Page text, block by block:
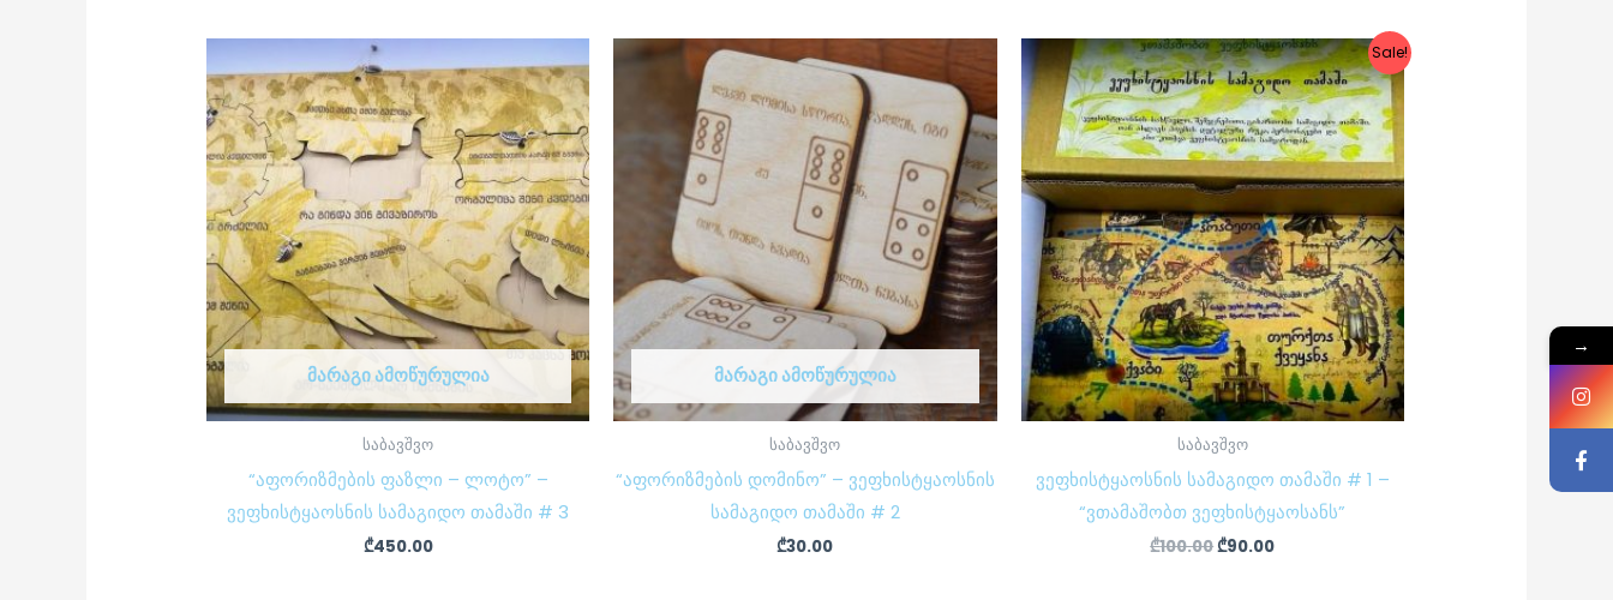
ᲛᲐᲠᲐᲒᲘ ᲐᲛᲝᲬᲣᲠᲣᲚᲘᲐ
საბავშვო
“აფორიზმების ფაზლი – ლოტო” –
ვეფხისტყაოსნის სამაგიდო თამაში # 3
₾450.00
ᲛᲐᲠᲐᲒᲘ ᲐᲛᲝᲬᲣᲠᲣᲚᲘᲐ
საბავშვო
“აფორიზმების დომინო” – ვეფხისტყაოსნის
სამაგიდო თამაში # 2
₾30.00
Sale!
საბავშვო
ვეფხისტყაოსნის სამაგიდო თამაში # 1 –
“ვთამაშობთ ვეფხისტყაოსანს”
₾100.00
Original
price
was:
₾100.00.
₾90.00
Current
price
is:
₾90.00.
→